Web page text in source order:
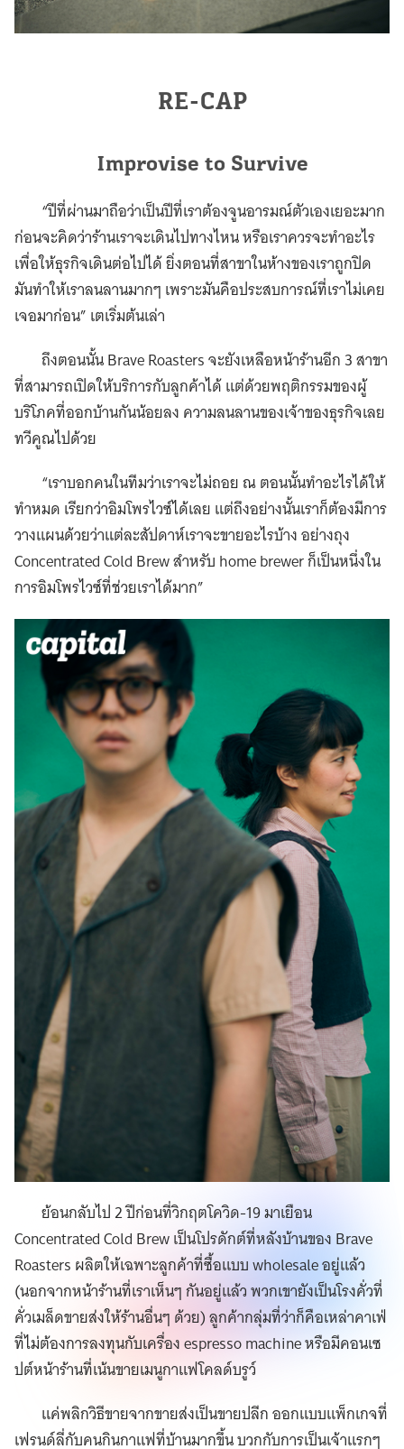
RE-CAP
Improvise to Survive
“ปีที่ผ่านมาถือว่าเป็นปีที่เราต้องจูนอารมณ์ตัวเองเยอะมาก
ก่อนจะคิดว่าร้านเราจะเดินไปทางไหน หรือเราควรจะทำอะไร
เพื่อให้ธุรกิจเดินต่อไปได้ ยิ่งตอนที่สาขาในห้างของเราถูกปิด
มันทำให้เราลนลานมากๆ เพราะมันคือประสบการณ์ที่เราไม่เคย
เจอมาก่อน” เตเริ่มต้นเล่า
ถึงตอนนั้น Brave Roasters จะยังเหลือหน้าร้านอีก 3 สาขา
ที่สามารถเปิดให้บริการกับลูกค้าได้ แต่ด้วยพฤติกรรมของผู้
บริโภคที่ออกบ้านกันน้อยลง ความลนลานของเจ้าของธุรกิจเลย
ทวีคูณไปด้วย
“เราบอกคนในทีมว่าเราจะไม่ถอย ณ ตอนนั้นทำอะไรได้ให้
ทำหมด เรียกว่าอิมโพรไวซ์ได้เลย แต่ถึงอย่างนั้นเราก็ต้องมีการ
วางแผนด้วยว่าแต่ละสัปดาห์เราจะขายอะไรบ้าง อย่างถุง
Concentrated Cold Brew สำหรับ home brewer ก็เป็นหนึ่งใน
การอิมโพรไวซ์ที่ช่วยเราได้มาก”
ย้อนกลับไป 2 ปีก่อนที่วิกฤตโควิด-19 มาเยือน
Concentrated Cold Brew เป็นโปรดักต์ที่หลังบ้านของ Brave
Roasters ผลิตให้เฉพาะลูกค้าที่ซื้อแบบ wholesale อยู่แล้ว
(นอกจากหน้าร้านที่เราเห็นๆ กันอยู่แล้ว พวกเขายังเป็นโรงคั่วที่
คั่วเมล็ดขายส่งให้ร้านอื่นๆ ด้วย) ลูกค้ากลุ่มที่ว่าก็คือเหล่าคาเฟ่
ที่ไม่ต้องการลงทุนกับเครื่อง espresso machine หรือมีคอนเซ
ปต์หน้าร้านที่เน้นขายเมนูกาแฟโคลด์บรูว์
แค่พลิกวิธีขายจากขายส่งเป็นขายปลีก ออกแบบแพ็กเกจที่
เฟรนด์ลี่กับคนกินกาแฟที่บ้านมากขึ้น บวกกับการเป็นเจ้าแรกๆ